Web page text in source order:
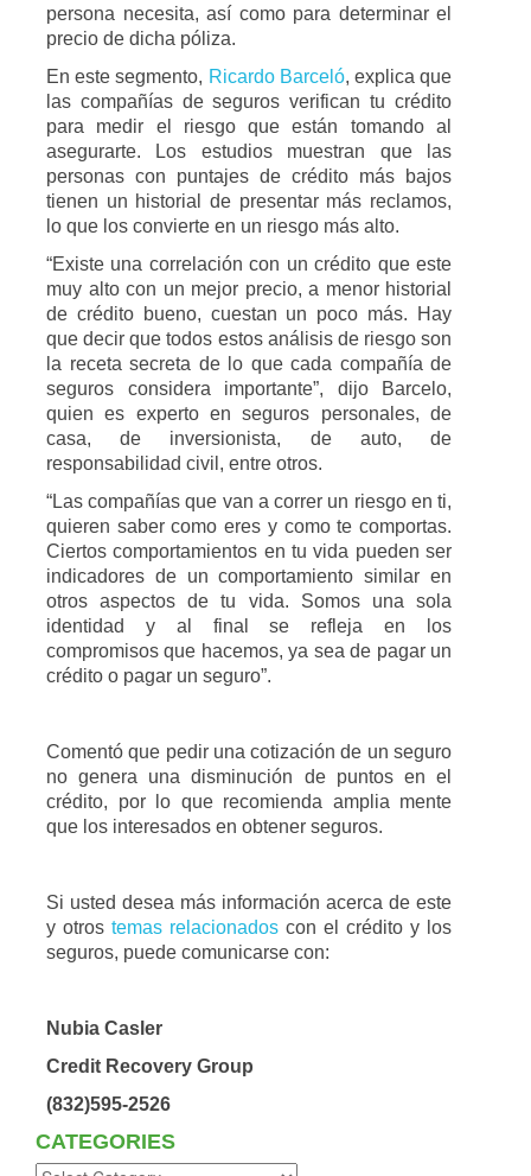
persona necesita, así como para determinar el
precio de dicha póliza.
En este segmento, Ricardo Barceló, explica que
las compañías de seguros verifican tu crédito
para medir el riesgo que están tomando al
asegurarte. Los estudios muestran que las
personas con puntajes de crédito más bajos
tienen un historial de presentar más reclamos,
lo que los convierte en un riesgo más alto.
“Existe una correlación con un crédito que este
muy alto con un mejor precio, a menor historial
de crédito bueno, cuestan un poco más. Hay
que decir que todos estos análisis de riesgo son
la receta secreta de lo que cada compañía de
seguros considera importante”, dijo Barcelo,
quien es experto en seguros personales, de
casa, de inversionista, de auto, de
responsabilidad civil, entre otros.
“Las compañías que van a correr un riesgo en ti,
quieren saber como eres y como te comportas.
Ciertos comportamientos en tu vida pueden ser
indicadores de un comportamiento similar en
otros aspectos de tu vida. Somos una sola
identidad y al final se refleja en los
compromisos que hacemos, ya sea de pagar un
crédito o pagar un seguro”.
Comentó que pedir una cotización de un seguro
no genera una disminución de puntos en el
crédito, por lo que recomienda amplia mente
que los interesados en obtener seguros.
Si usted desea más información acerca de este
y otros temas relacionados con el crédito y los
seguros, puede comunicarse con:
Nubia Casler
Credit Recovery Group
(832)595-2526
CATEGORIES